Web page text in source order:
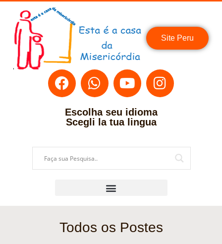
Site Peru
Escolha seu idioma
Scegli la tua lingua
Todos os Postes